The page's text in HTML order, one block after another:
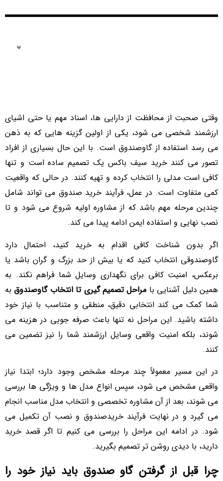
وقتی صحبت از محافظت از دارایی ها، اسناد مهم یا حتی اشیای
ارزشمند شخصی می شود، یکی از اولین گزینه هایی که به ذهن
می رسد استفاده از گاوصندوق است. با این حال بسیاری از افراد
تصور می کنند خرید سیف باکس یک تصمیم ساده است و تنها
کافی است مدلی را انتخاب کرده و تهیه کنند. در حالی که واقعیت
کمی متفاوت است. در عمل، فرآیند خرید صندوق می تواند شامل
چندین مرحله مهم باشد که از مشاوره اولیه شروع می شود و تا
نصب نهایی و استفاده ایمن ادامه پیدا می کند.
اگر بدون شناخت کافی اقدام به خرید کنید، احتمال دارد
گاوصندوقی انتخاب کنید که یا بیش از حد بزرگ و گران باشد یا
برعکس، امنیت کافی برای نگهداری وسایل شما فراهم نکند. به
همین دلیل آشنایی با مراحل تصمیم گیری تا انتخاب گاوصندوق به
شما کمک می کند انتخابی دقیق، منطقی و متناسب با نیاز خود
داشته باشید. این مراحل نه تنها باعث صرفه جویی در هزینه می
شوند، بلکه امنیت واقعی وسایل ارزشمند شما را نیز تضمین می
کنند.
در این مسیر معمولاً چند مرحله مشخص وجود دارد؛ ابتدا نیاز
واقعی مشخص می شود، سپس انواع مدل ها و ویژگی ها بررسی
می شوند، بعد از آن مشاوره تخصصی و انتخاب مدل مناسب انجام
می گیرد و در نهایت فرآیند خریدصندوق و نصب آن تکمیل می
شود. در ادامه این مراحل را بررسی می کنیم تا اگر قصد خرید
دارید، با دیدی روشن تر تصمیم بگیرید.
چرا قبل از گرفتن گاو صندوق باید نیاز خود را